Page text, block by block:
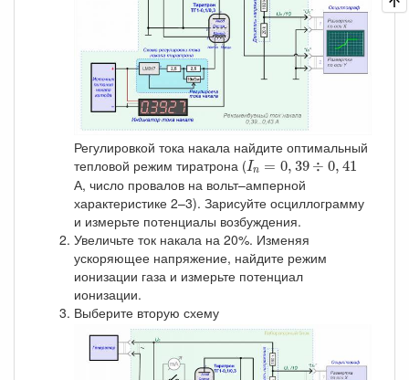
Регулировкой тока накала найдите оптимальный
тепловой режим тиратрона (In = 0, 39 ÷ 0, 41
In=0,39÷0,41
А, число провалов на вольт–амперной
характеристике 2–3). Зарисуйте осциллограмму
и измерьте потенциалы возбуждения.
Увеличьте ток накала на 20%. Изменяя
ускоряющее напряжение, найдите режим
ионизации газа и измерьте потенциал
ионизации.
Выберите вторую схему